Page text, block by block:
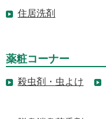
住居洗剤
薬粧コーナー
殺虫剤・虫よけ